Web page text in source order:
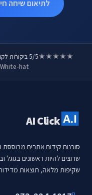
לתיאום שיחה
★★★★★5/5 ביקורות לקוחות
White-hat
AI Click
שקיפות מלאה, תוצאות